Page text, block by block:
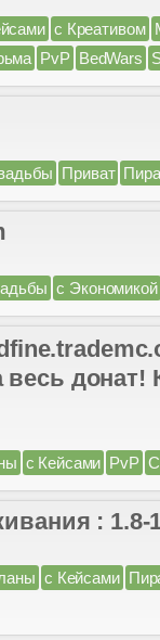
с Креативом
PvP BedWars
Приват
с Экономикой
весь донат!
с Кейсами PvP
: 1.8-
с Кейсами